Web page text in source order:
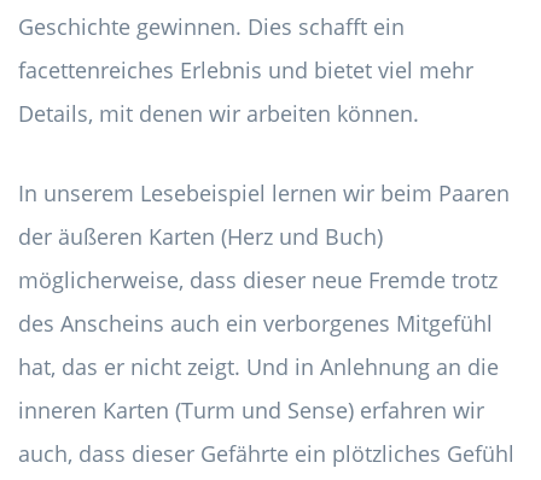
Geschichte gewinnen. Dies schafft ein
facettenreiches Erlebnis und bietet viel mehr
Details, mit denen wir arbeiten können.
In unserem Lesebeispiel lernen wir beim Paaren
der äußeren Karten (Herz und Buch)
möglicherweise, dass dieser neue Fremde trotz
des Anscheins auch ein verborgenes Mitgefühl
hat, das er nicht zeigt. Und in Anlehnung an die
inneren Karten (Turm und Sense) erfahren wir
auch, dass dieser Gefährte ein plötzliches Gefühl